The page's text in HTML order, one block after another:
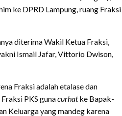
ke DPRD Lampung, ruang Fraksi
diterima Wakil Ketua Fraksi,
Ismail Jafar, Vittorio Dwison,
Fraksi adalah etalase dan
PKS gunacurhatke Bapak-
Keluarga yang mandeg karena